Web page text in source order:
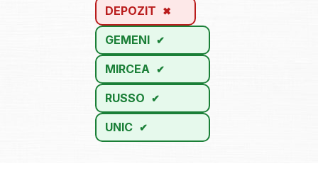
DEPOZIT
GEMENI
MIRCEA
RUSSO
UNIC